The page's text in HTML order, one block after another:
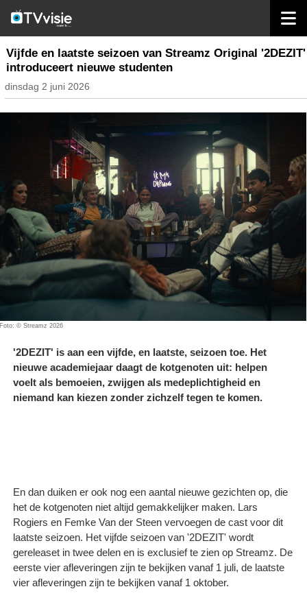
streaming
Vijfde en laatste seizoen van Streamz Original '2DEZIT'
introduceert nieuwe studenten
dinsdag 2 juni 2026
Foto: © Streamz 2026
'2DEZIT' is aan een vijfde, en laatste, seizoen toe. Het
nieuwe academiejaar daagt de kotgenoten uit: helpen
voelt als bemoeien, zwijgen als medeplichtigheid en
niemand kan kiezen zonder zichzelf tegen te komen.
En dan duiken er ook nog een aantal nieuwe gezichten op, die
het de kotgenoten niet altijd gemakkelijker maken. Lars
Rogiers en Femke Van der Steen vervoegen de cast voor dit
laatste seizoen. Het vijfde seizoen van '2DEZIT' wordt
gereleaset in twee delen en is exclusief te zien op Streamz. De
eerste vier afleveringen zijn te bekijken vanaf 1 juli, de laatste
vier afleveringen zijn te bekijken vanaf 1 oktober.